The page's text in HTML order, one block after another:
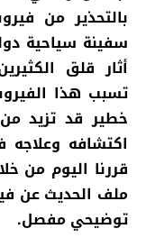
بالتحذير من
سفينة سياحية
أثار قلق
تسبب هذا
خطير قد تزيد
اكتشافه
قررنا اليوم من
ملف الحديث عن
توضيحي مفصل.